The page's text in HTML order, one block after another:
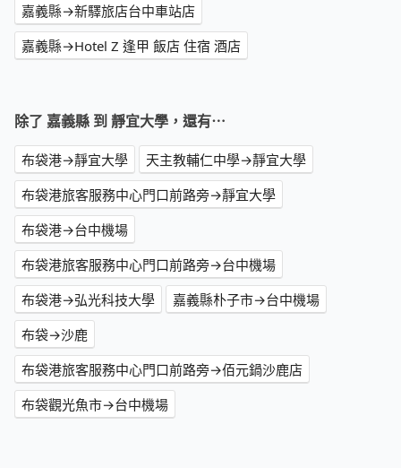
嘉義縣→新驛旅店台中車站店
嘉義縣→Hotel Z 逢甲 飯店 住宿 酒店
除了 嘉義縣 到 靜宜大學，還有⋯
布袋港→靜宜大學
天主教輔仁中學→靜宜大學
布袋港旅客服務中心門口前路旁→靜宜大學
布袋港→台中機場
布袋港旅客服務中心門口前路旁→台中機場
布袋港→弘光科技大學
嘉義縣朴子市→台中機場
布袋→沙鹿
布袋港旅客服務中心門口前路旁→佰元鍋沙鹿店
布袋觀光魚市→台中機場